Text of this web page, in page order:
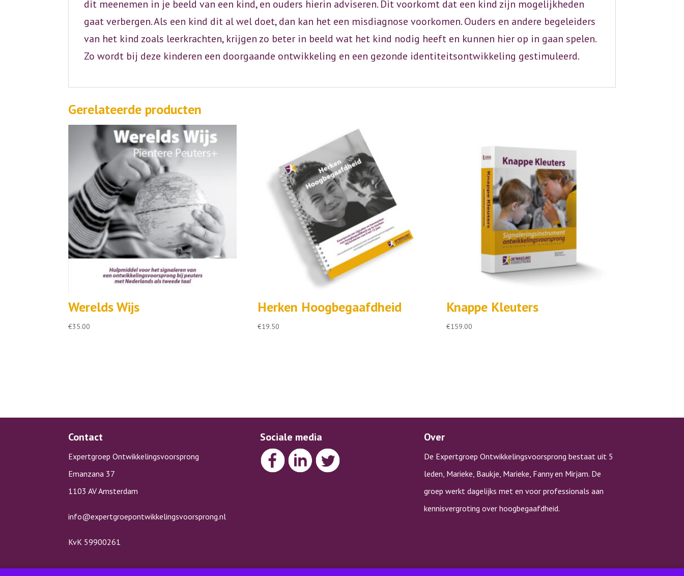
dit meenemen in je beeld van een kind, en ouders hierin adviseren. Dit voorkomt dat een kind zijn mogelijkheden
gaat verbergen. Als een kind dit al wel doet, dan kan het een misdiagnose voorkomen. Ouders en andere begeleiders
van het kind zoals leerkrachten, krijgen zo beter in beeld wat het kind nodig heeft en kunnen hier op in gaan spelen.
Zo wordt bij deze kinderen een doorgaande ontwikkeling en een gezonde identiteitsontwikkeling gestimuleerd.
Gerelateerde producten
Werelds Wijs
€35.00
Herken Hoogbegaafdheid
€19.50
Knappe Kleuters
€159.00
Contact
Expertgroep Ontwikkelingsvoorsprong
Emanzana 37
1103 AV Amsterdam
info@expertgroepontwikkelingsvoorsprong.nl
KvK 59900261
Sociale media Over
De Expertgroep Ontwikkelingsvoorsprong bestaat uit 5
leden, Marieke, Baukje, Marieke, Fanny en Mirjam. De
groep werkt dagelijks met en voor professionals aan
kennisvergroting over hoogbegaafdheid.